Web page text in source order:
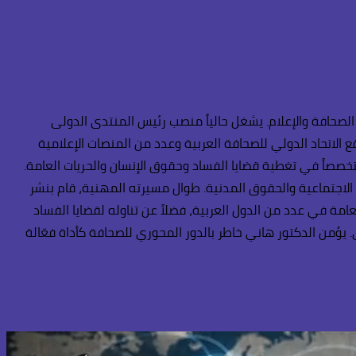
والإعلام. يشغل حالياً منصب رئيس المنتدى الدولى
الدولي للصحافة العربية وعدد من المنصات الإعلامية
في تغطية قضايا الفساد وحقوق الإنسان والحريات العامة.
والحقوق المدنية. طوال مسيرته المهنية، قام بنشر
في عدد من الدول العربية، فضلاً عن تناوله لقضايا الفساد
الدكتور هاني خاطر بالدور المحوري للصحافة كأداة فعّالة